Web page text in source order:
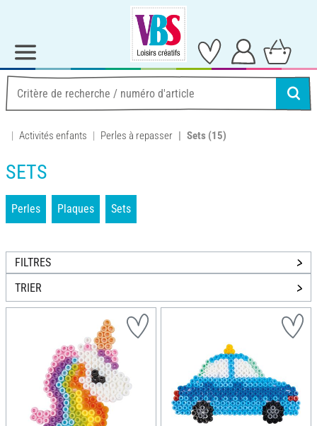
Activités enfants Perles à repasser Sets (15)
SETS
Perles Plaques Sets
FILTRES
TRIER